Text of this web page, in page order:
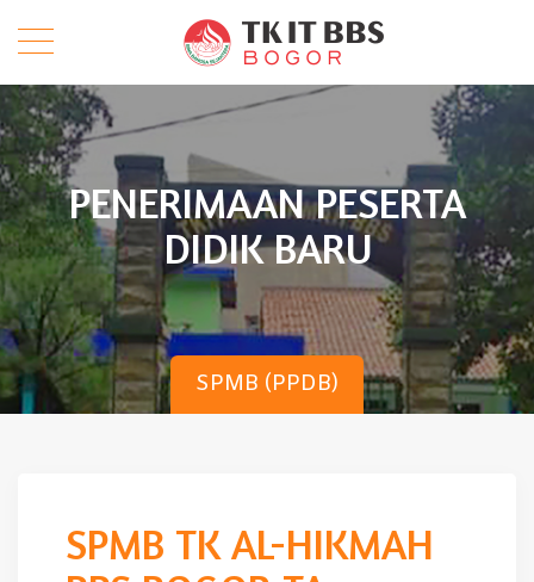
PENERIMAAN PESERTA
DIDIK BARU
SPMB (PPDB)
SPMB TK AL-HIKMAH